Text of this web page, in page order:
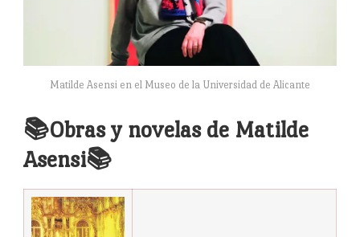
Matilde Asensi en el Museo de la Universidad de Alicante
📚Obras y novelas de Matilde
Asensi📚